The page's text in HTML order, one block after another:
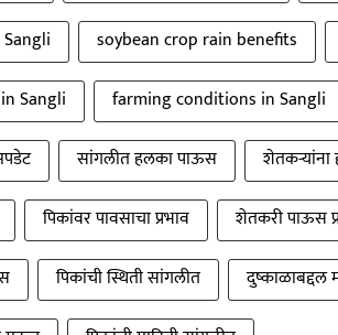
soybean crop rain benefits
Sangli
farming conditions in Sangli
सांगलीत हलका पाऊस शेतकऱ्यांना
पिकांवर पावसाचा प्रभाव शेतकरी पाऊस
पिकांची स्थिती सांगलीत दुष्काळाबद्दल